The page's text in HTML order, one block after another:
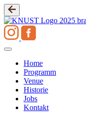
Zum
Inhalt
springen
Home
Programm
Venue
Historie
Jobs
Kontakt